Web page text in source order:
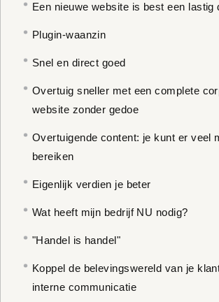
Een nieuwe website is best een lastig
Plugin-waanzin
Snel en direct goed
Overtuig sneller met een complete
website zonder gedoe
Overtuigende content: je kunt er veel
bereiken
Eigenlijk verdien je beter
Wat heeft mijn bedrijf NU nodig?
"Handel is handel"
Koppel de belevingswereld van je
interne communicatie